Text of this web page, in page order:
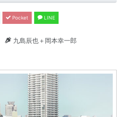
Pocket LINE
九島辰也＋岡本幸一郎